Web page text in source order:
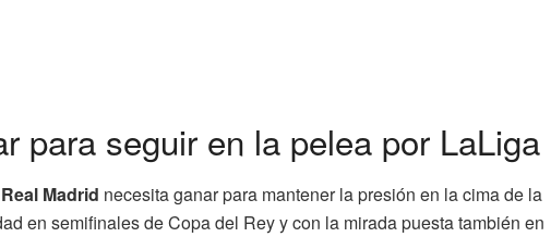
para seguir en la pelea por LaLiga
Real Madrid necesita ganar para mantener la presión en la cima de la
en semifinales de Copa del Rey y con la mirada puesta también en